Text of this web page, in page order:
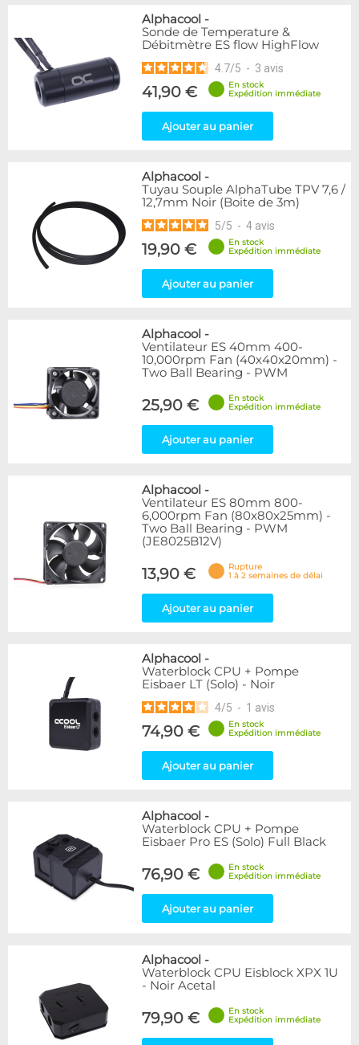
Alphacool -
Sonde de Temperature &
Débitmètre ES flow HighFlow
4.7/5 - 3 avis
41,90 €
En stock
Expédition immédiate
Ajouter au panier
Alphacool -
Tuyau Souple AlphaTube TPV 7,6 /
12,7mm Noir (Boite de 3m)
5/5 - 4 avis
19,90 €
En stock
Expédition immédiate
Ajouter au panier
Alphacool -
Ventilateur ES 40mm 400-
10,000rpm Fan (40x40x20mm) -
Two Ball Bearing - PWM
25,90 €
En stock
Expédition immédiate
Ajouter au panier
Alphacool -
Ventilateur ES 80mm 800-
6,000rpm Fan (80x80x25mm) -
Two Ball Bearing - PWM
(JE8025B12V)
13,90 €
Rupture
1 à 2 semaines de délai
Ajouter au panier
Alphacool -
Waterblock CPU + Pompe
Eisbaer LT (Solo) - Noir
4/5 - 1 avis
74,90 €
En stock
Expédition immédiate
Ajouter au panier
Alphacool -
Waterblock CPU + Pompe
Eisbaer Pro ES (Solo) Full Black
76,90 €
En stock
Expédition immédiate
Ajouter au panier
Alphacool -
Waterblock CPU Eisblock XPX 1U
- Noir Acetal
79,90 €
En stock
Expédition immédiate